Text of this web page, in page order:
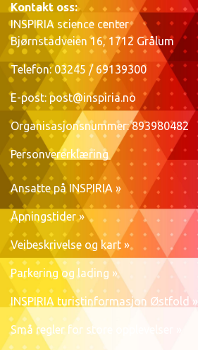
Kontakt oss:
INSPIRIA science center
Bjørnstadveien 16, 1712 Grålum
Telefon: 03245 / 69139300
E-post: post@inspiria.no
Organisasjonsnummer: 893980482
Personvererklæring
Ansatte på INSPIRIA »
Åpningstider »
Veibeskrivelse og kart »
Parkering og lading »
INSPIRIA turistinformasjon Østfold »
Små regler for store opplevelser »